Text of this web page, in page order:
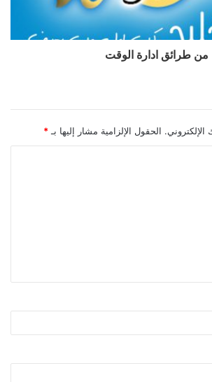
من طرائق ادارة الوقت
الحقول الإلزامية مشار إليها بـ *